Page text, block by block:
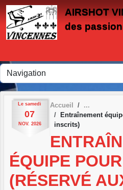
AIRSHOT
des
Le samedi
07
NOV. 2026
Accueil
Entraînement
inscrits)
ÉQUIPE
(RÉSERVÉ
Panneau de gestion des cookies